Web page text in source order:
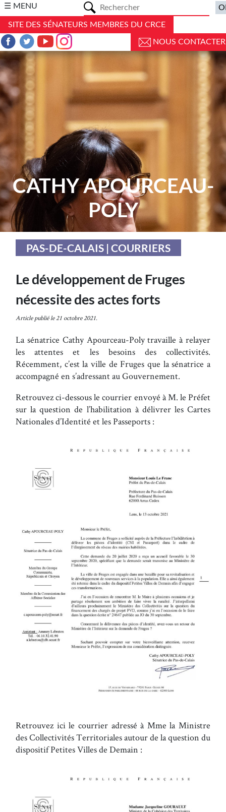
☰ MENU
SITE DES SÉNATEURS MEMBRES DU CRCE
NOUS CONTACTER
CATHY APOURCEAU-
POLY
PAS-DE-CALAIS | COURRIERS
Le développement de Fruges
nécessite des actes forts
Article publié le 21 octobre 2021.
La sénatrice Cathy Apourceau-Poly travaille à relayer
les attentes et les besoins des collectivités.
Récemment, c’est la ville de Fruges que la sénatrice a
accompagné en s’adressant au Gouvernement.
Retrouvez ci-dessous le courrier envoyé à M. le Préfet
sur la question de l’habilitation à délivrer les Cartes
Nationales d’Identité et les Passeports :
Retrouvez ici le courrier adressé à Mme la Ministre
des Collectivités Territoriales autour de la question du
dispositif Petites Villes de Demain :